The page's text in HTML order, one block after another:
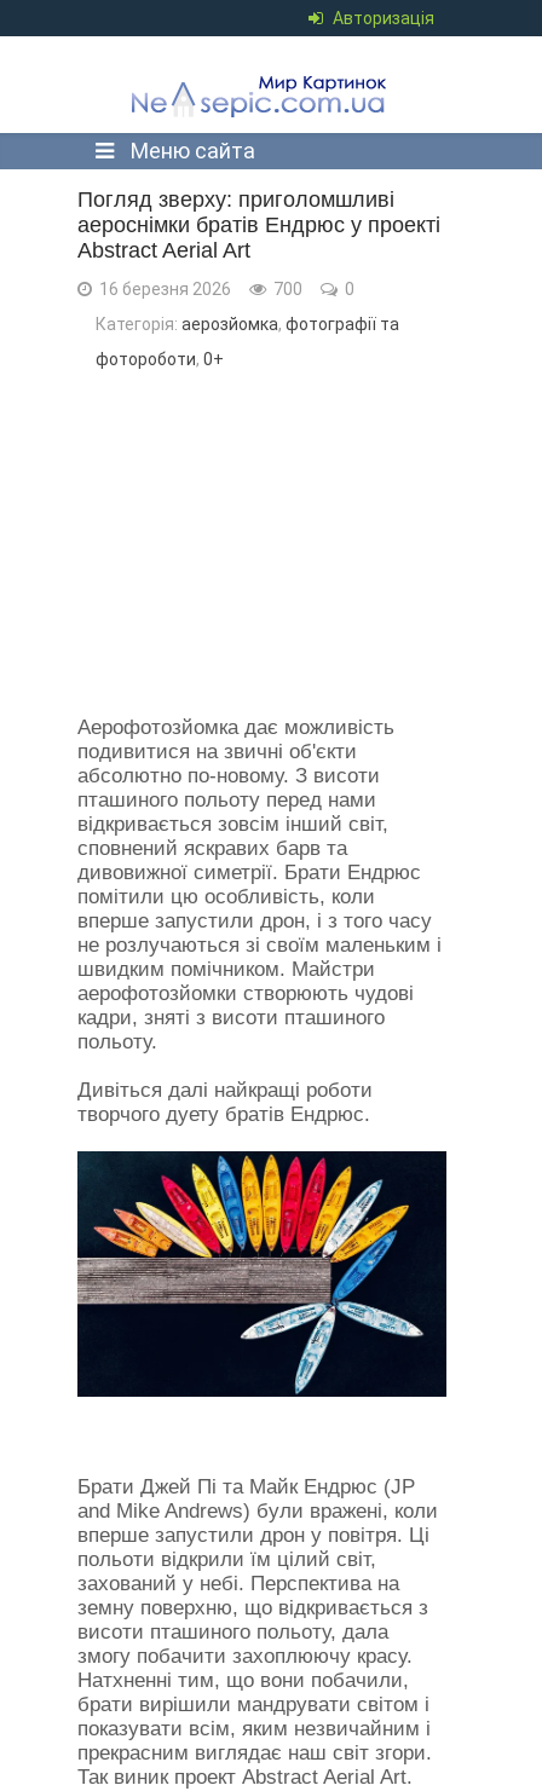
Авторизація
Меню сайта
Погляд зверху: приголомшливі
аероснімки братів Ендрюс у проекті
Abstract Aerial Art
16 березня 2026 700
0
Категорія: аерозйомка, фотографії та
фотороботи, 0+
Аерофотозйомка дає можливість
подивитися на звичні об'єкти
абсолютно по-новому. З висоти
пташиного польоту перед нами
відкривається зовсім інший світ,
сповнений яскравих барв та
дивовижної симетрії. Брати Ендрюс
помітили цю особливість, коли
вперше запустили дрон, і з того часу
не розлучаються зі своїм маленьким і
швидким помічником. Майстри
аерофотозйомки створюють чудові
кадри, зняті з висоти пташиного
польоту.
Дивіться далі найкращі роботи
творчого дуету братів Ендрюс.
Брати Джей Пі та Майк Ендрюс (JP
and Mike Andrews) були вражені, коли
вперше запустили дрон у повітря. Ці
польоти відкрили їм цілий світ,
захований у небі. Перспектива на
земну поверхню, що відкривається з
висоти пташиного польоту, дала
змогу побачити захоплюючу красу.
Натхненні тим, що вони побачили,
брати вирішили мандрувати світом і
показувати всім, яким незвичайним і
прекрасним виглядає наш світ згори.
Так виник проект Abstract Aerial Art.